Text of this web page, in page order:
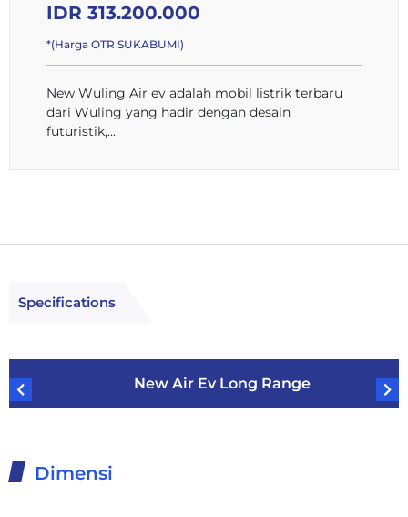
IDR 313.200.000
*(Harga OTR SUKABUMI)
New Wuling Air ev adalah mobil listrik terbaru
dari Wuling yang hadir dengan desain
futuristik,...
Specifications
New Air Ev Long Range
Dimensi